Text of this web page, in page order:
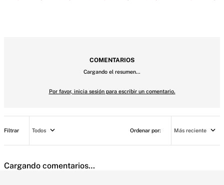
COMENTARIOS
Cargando el resumen…
Por favor, inicia sesión para escribir un comentario.
Más reciente
Todos
Cargando comentarios…